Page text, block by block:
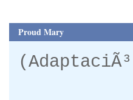
Proud Mary